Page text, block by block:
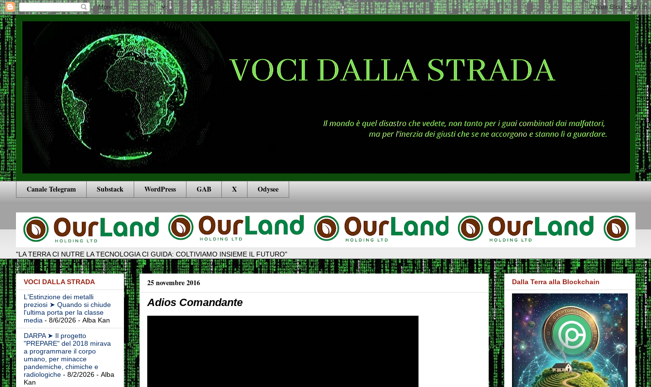
Canale Telegram Substack WordPress GAB X Odysee
"LA TERRA CI NUTRE LA TECNOLOGIA CI GUIDA: COLTIVIAMO INSIEME IL FUTURO"
25 novembre 2016
Adios Comandante
VOCI DALLA STRADA
L'Estinzione dei metalli
preziosi ➤ Quando si chiude
l'ultima porta per la classe
media - 8/6/2026- Alba Kan
DARPA ➤ Il progetto
"PREPARE" del 2018 mirava
a programmare il corpo
umano, per minacce
pandemiche, chimiche e
radiologiche- 8/2/2026- Alba
Kan
Dalla Terra alla Blockchain